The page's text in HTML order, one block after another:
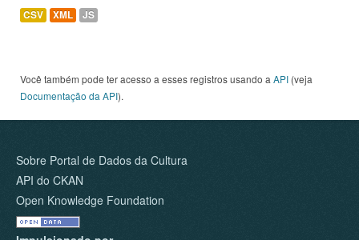
CSV XML JS
Você também pode ter acesso a esses registros usando a API (veja
Documentação da API).
Sobre Portal de Dados da Cultura
API do CKAN
Open Knowledge Foundation